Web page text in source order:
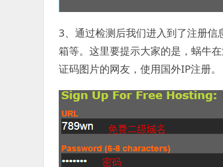
3、通过检测后我们进入到了注册
箱等。这里要提示大家的是，蜗牛
证码图片的网友，使用国外IP注册。